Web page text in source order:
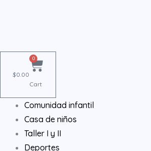
$0.00
0
Cart
Comunidad infantil
Casa de niños
Taller I y II
Deportes